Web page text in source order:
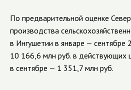
По предварительной оценке
производства
в Ингушетии в январе — сентябре
10 166,6 млн руб. в действующих
в сентябре — 1 351,7 млн руб.